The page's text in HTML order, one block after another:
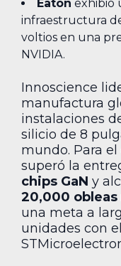
Eaton exhibió
infraestructura
voltios en una
NVIDIA.
Innoscience
manufactura
instalaciones
silicio de 8
mundo. Para
superó la
chips GaN y
20,000 obleas
una meta a
unidades con